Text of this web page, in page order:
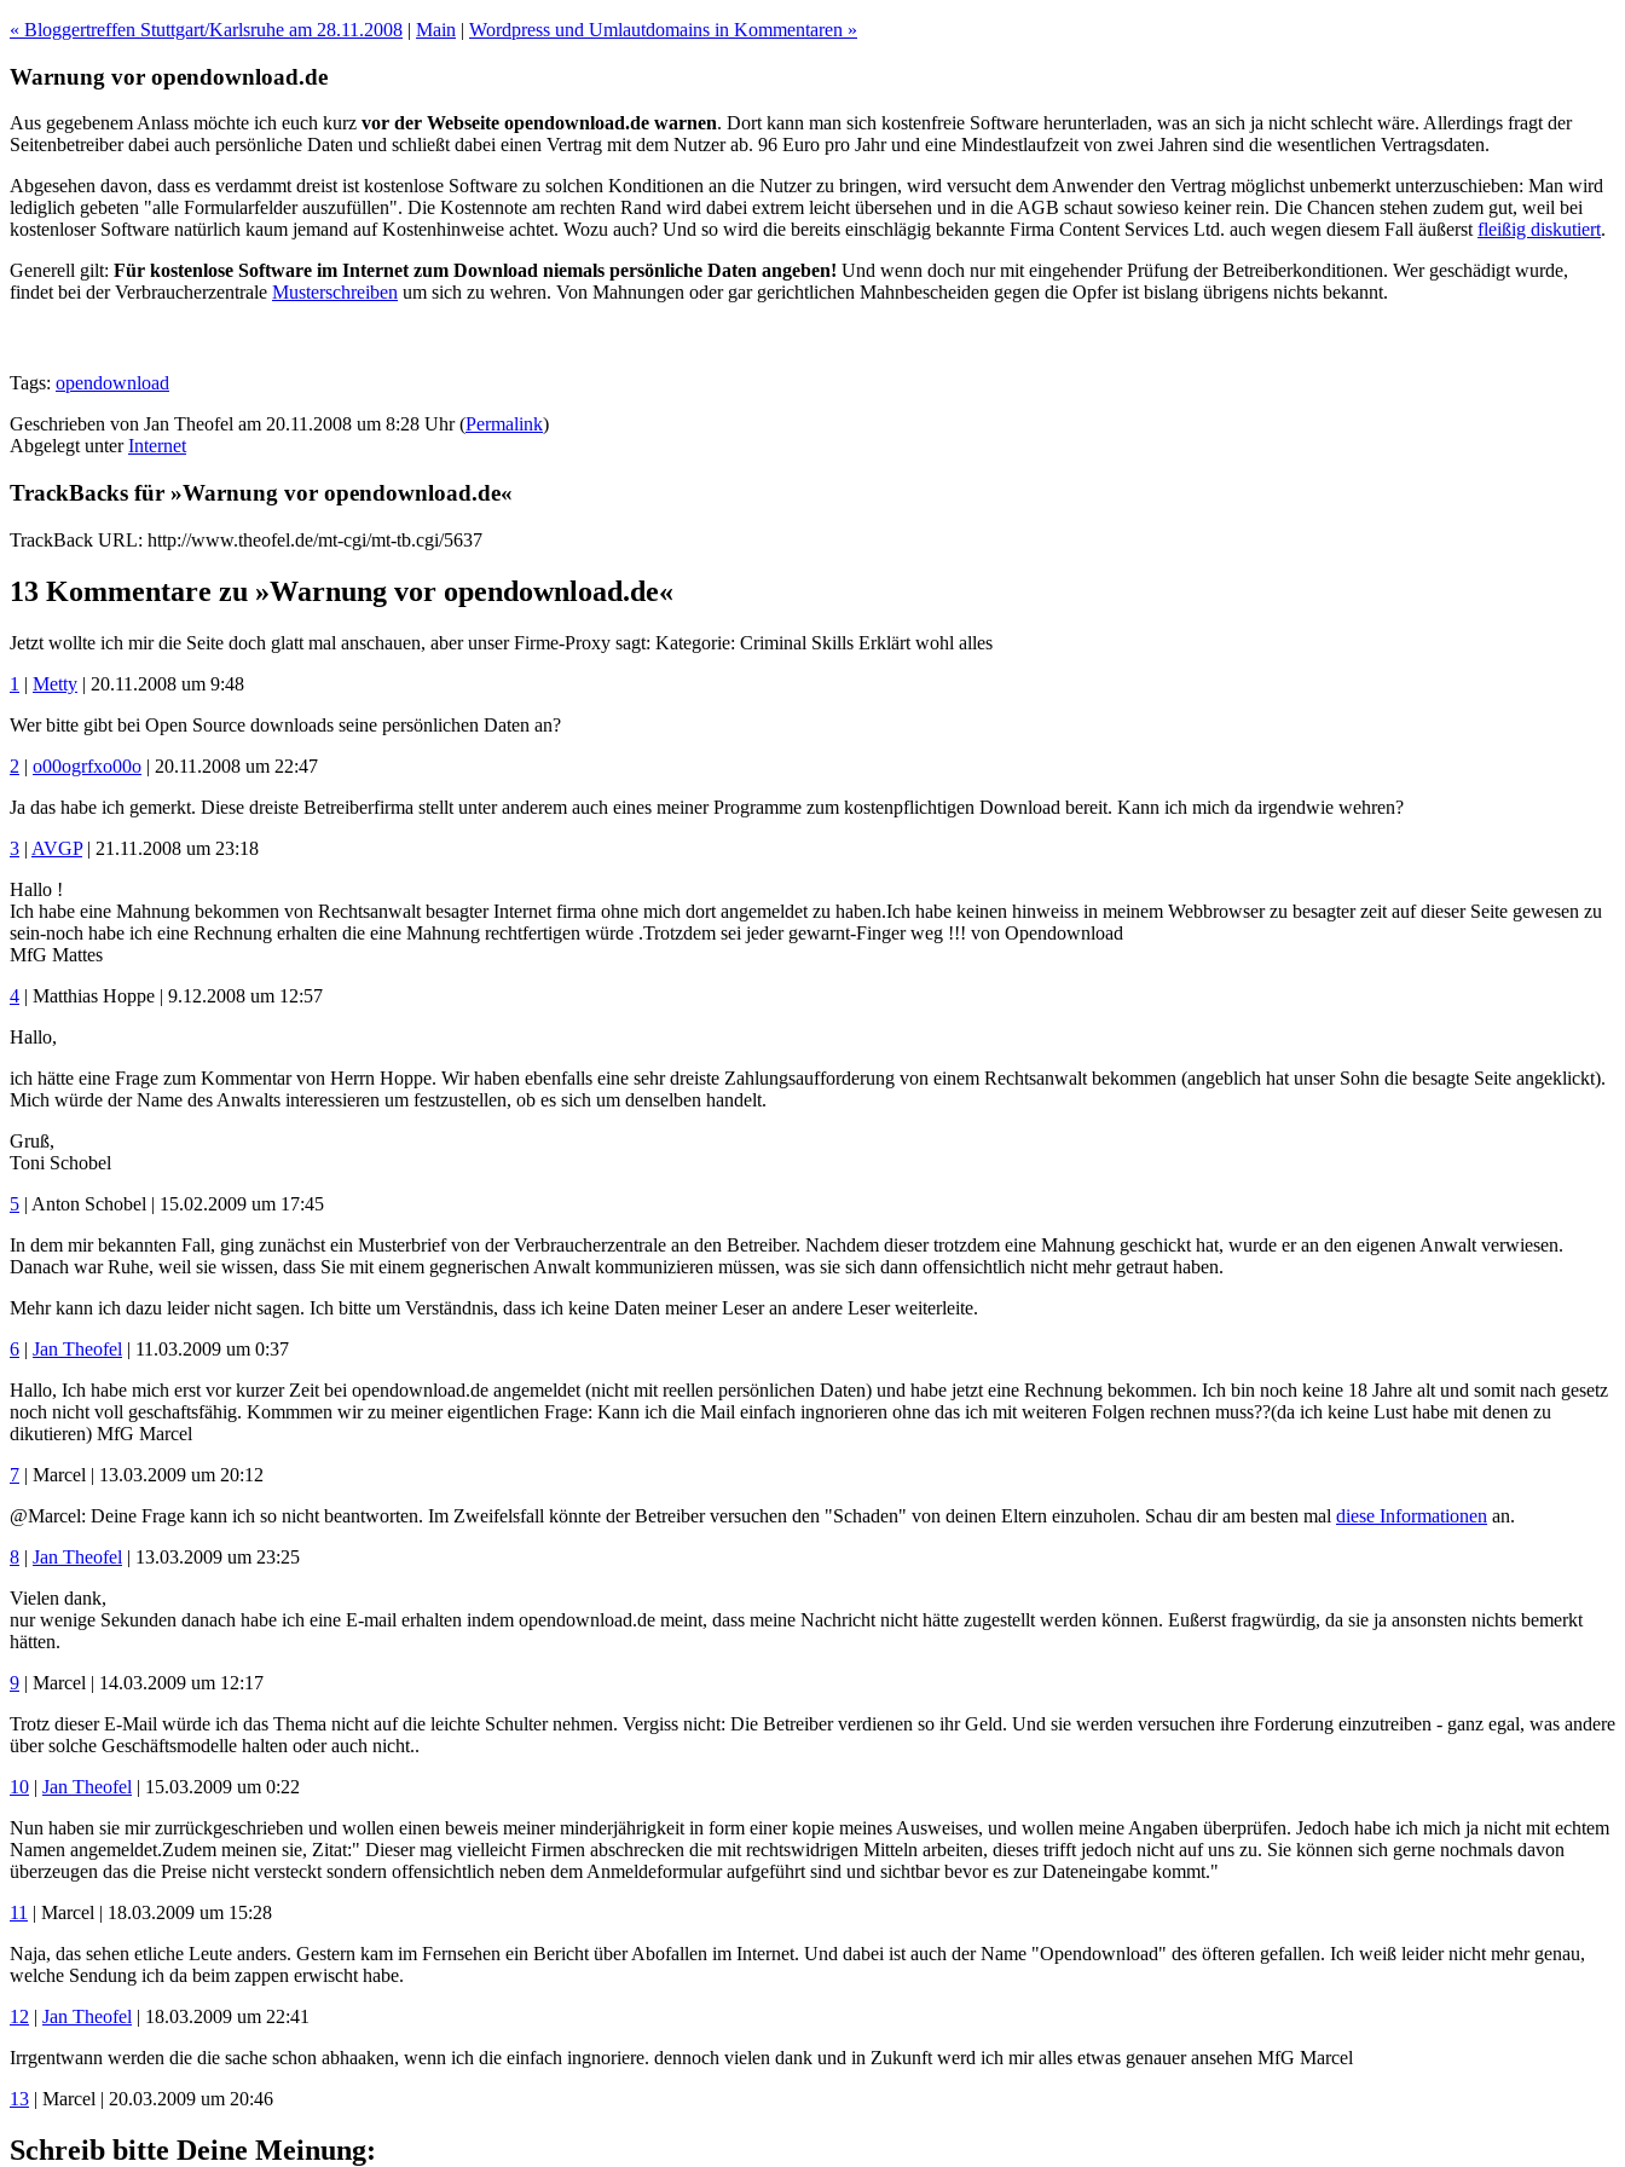
« Bloggertreffen Stuttgart/Karlsruhe am 28.11.2008 | Main | Wordpress und Umlautdomains in Kommentaren »
Warnung vor opendownload.de
Aus gegebenem Anlass möchte ich euch kurz vor der Webseite opendownload.de warnen. Dort kann man sich kostenfreie Software herunterladen, was an sich ja nicht schlecht wäre. Allerdings fragt der
Seitenbetreiber dabei auch persönliche Daten und schließt dabei einen Vertrag mit dem Nutzer ab. 96 Euro pro Jahr und eine Mindestlaufzeit von zwei Jahren sind die wesentlichen Vertragsdaten.
Abgesehen davon, dass es verdammt dreist ist kostenlose Software zu solchen Konditionen an die Nutzer zu bringen, wird versucht dem Anwender den Vertrag möglichst unbemerkt unterzuschieben: Man wird
lediglich gebeten "alle Formularfelder auszufüllen". Die Kostennote am rechten Rand wird dabei extrem leicht übersehen und in die AGB schaut sowieso keiner rein. Die Chancen stehen zudem gut, weil bei
kostenloser Software natürlich kaum jemand auf Kostenhinweise achtet. Wozu auch? Und so wird die bereits einschlägig bekannte Firma Content Services Ltd. auch wegen diesem Fall äußerstfleißig diskutiert.
Generell gilt: Für kostenlose Software im Internet zum Download niemals persönliche Daten angeben! Und wenn doch nur mit eingehender Prüfung der Betreiberkonditionen. Wer geschädigt wurde,
findet bei der Verbraucherzentrale Musterschreiben um sich zu wehren. Von Mahnungen oder gar gerichtlichen Mahnbescheiden gegen die Opfer ist bislang übrigens nichts bekannt.
Tags: opendownload
Geschrieben von Jan Theofel am 20.11.2008 um 8:28 Uhr (Permalink)
Abgelegt unterInternet
TrackBacks für »Warnung vor opendownload.de«
TrackBack URL: http://www.theofel.de/mt-cgi/mt-tb.cgi/5637
13 Kommentare zu »Warnung vor opendownload.de«
Jetzt wollte ich mir die Seite doch glatt mal anschauen, aber unser Firme-Proxy sagt: Kategorie: Criminal Skills Erklärt wohl alles
1 | Metty | 20.11.2008 um 9:48
Wer bitte gibt bei Open Source downloads seine persönlichen Daten an?
2 | o00ogrfxo00o | 20.11.2008 um 22:47
Ja das habe ich gemerkt. Diese dreiste Betreiberfirma stellt unter anderem auch eines meiner Programme zum kostenpflichtigen Download bereit. Kann ich mich da irgendwie wehren?
3 | AVGP| 21.11.2008 um 23:18
Hallo !
Ich habe eine Mahnung bekommen von Rechtsanwalt besagter Internet firma ohne mich dort angemeldet zu haben.Ich habe keinen hinweiss in meinem Webbrowser zu besagter zeit auf dieser Seite gewesen zu
sein-noch habe ich eine Rechnung erhalten die eine Mahnung rechtfertigen würde .Trotzdem sei jeder gewarnt-Finger weg !!! von Opendownload
MfG Mattes
4 | Matthias Hoppe | 9.12.2008 um 12:57
Hallo,
ich hätte eine Frage zum Kommentar von Herrn Hoppe. Wir haben ebenfalls eine sehr dreiste Zahlungsaufforderung von einem Rechtsanwalt bekommen (angeblich hat unser Sohn die besagte Seite angeklickt).
Mich würde der Name des Anwalts interessieren um festzustellen, ob es sich um denselben handelt.
Gruß,
Toni Schobel
5 | Anton Schobel | 15.02.2009 um 17:45
In dem mir bekannten Fall, ging zunächst ein Musterbrief von der Verbraucherzentrale an den Betreiber. Nachdem dieser trotzdem eine Mahnung geschickt hat, wurde er an den eigenen Anwalt verwiesen.
Danach war Ruhe, weil sie wissen, dass Sie mit einem gegnerischen Anwalt kommunizieren müssen, was sie sich dann offensichtlich nicht mehr getraut haben.
Mehr kann ich dazu leider nicht sagen. Ich bitte um Verständnis, dass ich keine Daten meiner Leser an andere Leser weiterleite.
6 | Jan Theofel | 11.03.2009 um 0:37
Hallo, Ich habe mich erst vor kurzer Zeit bei opendownload.de angemeldet (nicht mit reellen persönlichen Daten) und habe jetzt eine Rechnung bekommen. Ich bin noch keine 18 Jahre alt und somit nach gesetz
noch nicht voll geschaftsfähig. Kommmen wir zu meiner eigentlichen Frage: Kann ich die Mail einfach ingnorieren ohne das ich mit weiteren Folgen rechnen muss??(da ich keine Lust habe mit denen zu
dikutieren) MfG Marcel
7 | Marcel | 13.03.2009 um 20:12
@Marcel: Deine Frage kann ich so nicht beantworten. Im Zweifelsfall könnte der Betreiber versuchen den "Schaden" von deinen Eltern einzuholen. Schau dir am besten mal diese Informationen an.
8 | Jan Theofel | 13.03.2009 um 23:25
Vielen dank,
nur wenige Sekunden danach habe ich eine E-mail erhalten indem opendownload.de meint, dass meine Nachricht nicht hätte zugestellt werden können. Eußerst fragwürdig, da sie ja ansonsten nichts bemerkt
hätten.
9 | Marcel | 14.03.2009 um 12:17
Trotz dieser E-Mail würde ich das Thema nicht auf die leichte Schulter nehmen. Vergiss nicht: Die Betreiber verdienen so ihr Geld. Und sie werden versuchen ihre Forderung einzutreiben - ganz egal, was andere
über solche Geschäftsmodelle halten oder auch nicht..
10 | Jan Theofel | 15.03.2009 um 0:22
Nun haben sie mir zurrückgeschrieben und wollen einen beweis meiner minderjährigkeit in form einer kopie meines Ausweises, und wollen meine Angaben überprüfen. Jedoch habe ich mich ja nicht mit echtem
Namen angemeldet.Zudem meinen sie, Zitat:" Dieser mag vielleicht Firmen abschrecken die mit rechtswidrigen Mitteln arbeiten, dieses trifft jedoch nicht auf uns zu. Sie können sich gerne nochmals davon
überzeugen das die Preise nicht versteckt sondern offensichtlich neben dem Anmeldeformular aufgeführt sind und sichtbar bevor es zur Dateneingabe kommt."
11 | Marcel | 18.03.2009 um 15:28
Naja, das sehen etliche Leute anders. Gestern kam im Fernsehen ein Bericht über Abofallen im Internet. Und dabei ist auch der Name "Opendownload" des öfteren gefallen. Ich weiß leider nicht mehr genau,
welche Sendung ich da beim zappen erwischt habe.
12 | Jan Theofel | 18.03.2009 um 22:41
Irrgentwann werden die die sache schon abhaaken, wenn ich die einfach ingnoriere. dennoch vielen dank und in Zukunft werd ich mir alles etwas genauer ansehen MfG Marcel
13 | Marcel | 20.03.2009 um 20:46
Schreib bitte Deine Meinung: